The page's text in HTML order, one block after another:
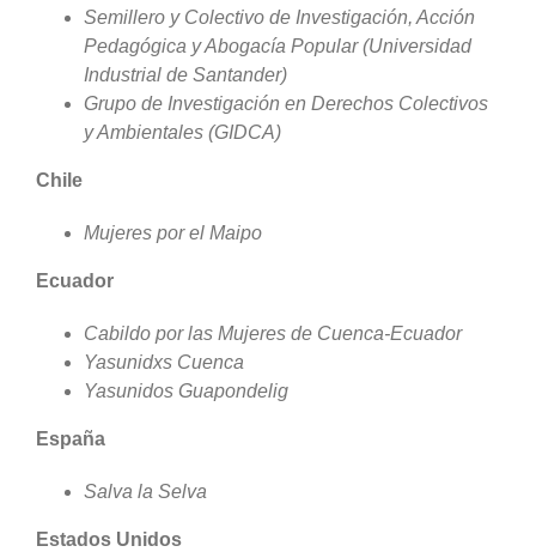
Semillero y Colectivo de Investigación, Acción
Pedagógica y Abogacía Popular (Universidad
Industrial de Santander)
Grupo de Investigación en Derechos Colectivos
y Ambientales (GIDCA)
Chile
Mujeres por el Maipo
Ecuador
Cabildo por las Mujeres de Cuenca-Ecuador
Yasunidxs Cuenca
Yasunidos Guapondelig
España
Salva la Selva
Estados Unidos